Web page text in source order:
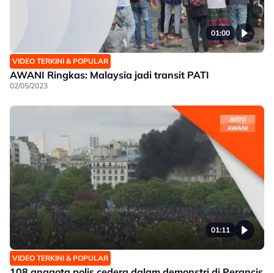
01:00
VIDEO TERKINI & POPULAR
AWANI Ringkas: Malaysia jadi transit PATI
02/05/2023
01:11
VIDEO TERKINI & POPULAR